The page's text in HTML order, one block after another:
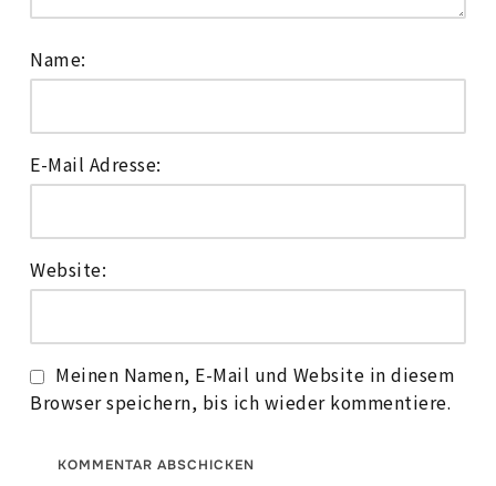
Name:
E-Mail Adresse:
Website:
Meinen Namen, E-Mail und Website in diesem
Browser speichern, bis ich wieder kommentiere.